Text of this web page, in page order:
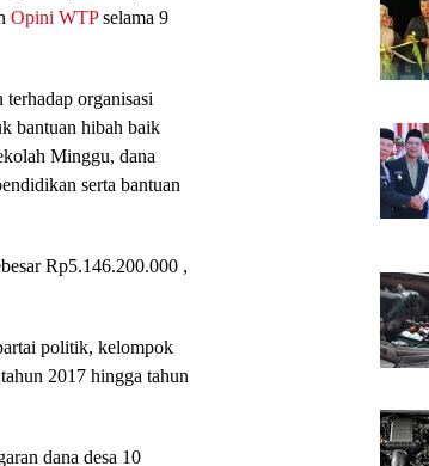
Opini WTPselama 9
organisasi
bantuan hibah baik
Minggu, dana
serta bantuan
Rp5.146.200.000 ,
politik, kelompok
2017 hingga tahun
dana desa 10